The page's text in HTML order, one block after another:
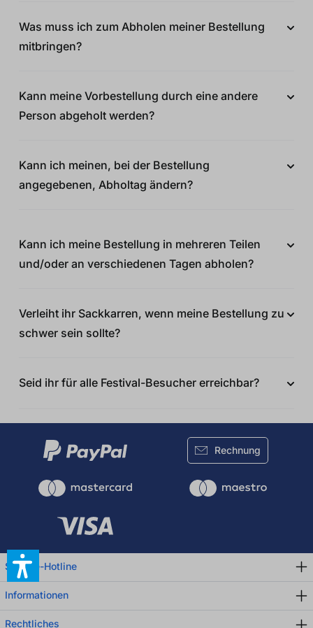
Was muss ich zum Abholen meiner Bestellung
mitbringen?
Kann meine Vorbestellung durch eine andere
Person abgeholt werden?
Kann ich meinen, bei der Bestellung
angegebenen, Abholtag ändern?
Kann ich meine Bestellung in mehreren Teilen
und/oder an verschiedenen Tagen abholen?
Verleiht ihr Sackkarren, wenn meine Bestellung zu
schwer sein sollte?
Seid ihr für alle Festival-Besucher erreichbar?
Rechnung
Service-Hotline
Informationen
Rechtliches